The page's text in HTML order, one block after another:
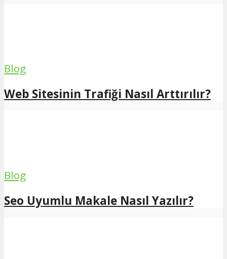
Blog
Web Sitesinin Trafiği Nasıl Arttırılır?
Blog
Seo Uyumlu Makale Nasıl Yazılır?